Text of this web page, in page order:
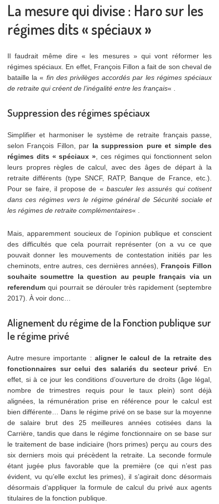
La mesure qui divise : Haro sur les
régimes dits « spéciaux »
Il faudrait même dire « les mesures » qui vont réformer les
régimes spéciaux. En effet, François Fillon a fait de son cheval de
bataille la « fin des privilèges accordés par les régimes spéciaux
de retraite qui créent de l’inégalité entre les français« .
Suppression des régimes spéciaux
Simplifier et harmoniser le système de retraite français passe,
selon François Fillon, par la suppression pure et simple des
régimes dits « spéciaux » , ces régimes qui fonctionnent selon
leurs propres règles de calcul, avec des âges de départ à la
retraite différents (type SNCF, RATP, Banque de France, etc.).
Pour se faire, il propose de « basculer les assurés qui cotisent
dans ces régimes vers le régime général de Sécurité sociale et
les régimes de retraite complémentaires« .
Mais, apparemment soucieux de l’opinion publique et conscient
des difficultés que cela pourrait représenter (on a vu ce que
pouvait donner les mouvements de contestation initiés par les
cheminots, entre autres, ces dernières années), François Fillon
souhaite soumettre la question au peuple français via un
referendum qui pourrait se dérouler très rapidement (septembre
2017). À voir donc…
Alignement du régime de la Fonction publique sur
le régime privé
Autre mesure importante : aligner le calcul de la retraite des
fonctionnaires sur celui des salariés du secteur privé . En
effet, si à ce jour les conditions d’ouverture de droits (âge légal,
nombre de trimestres requis pour le taux plein) sont déjà
alignées, la rémunération prise en référence pour le calcul est
bien différente… Dans le régime privé on se base sur la moyenne
de salaire brut des 25 meilleures années cotisées dans la
Carrière, tandis que dans le régime fonctionnaire on se base sur
le traitement de base indiciaire (hors primes) perçu au cours des
six derniers mois qui précèdent la retraite. La seconde formule
étant jugée plus favorable que la première (ce qui n’est pas
évident, vu qu’elle exclut les primes), il s’agirait donc désormais
désormais d’appliquer la formule de calcul du privé aux agents
titulaires de la fonction publique.